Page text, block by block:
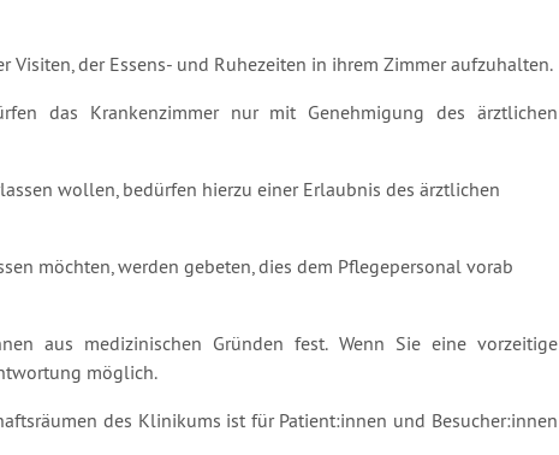
Visiten, der Essens- und Ruhezeiten in ihrem Zimmer aufzuhalten.
das Krankenzimmer nur mit Genehmigung des ärztlichen
wollen, bedürfen hierzu einer Erlaubnis des ärztlichen
möchten, werden gebeten, dies dem Pflegepersonal vorab
aus medizinischen Gründen fest. Wenn Sie eine vorzeitige
möglich.
des Klinikums ist für Patient:innen und Besucher:innen